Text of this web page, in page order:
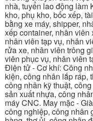
nhà, tuyển lao động làm
kho, phụ kho, bốc xếp,
bằng xe máy, shipper,
xếp container, nhân
nhân viên tạp vụ, nhân
rửa xe, nhân viên trông
viên phục vụ, nhân viên
Điện tử - Cơ khí: Công
kiện, công nhân lắp ráp,
công nhân kỹ thuật,
sản xuất nhựa, công
máy CNC. May mặc -
công nghiệp, công nhân